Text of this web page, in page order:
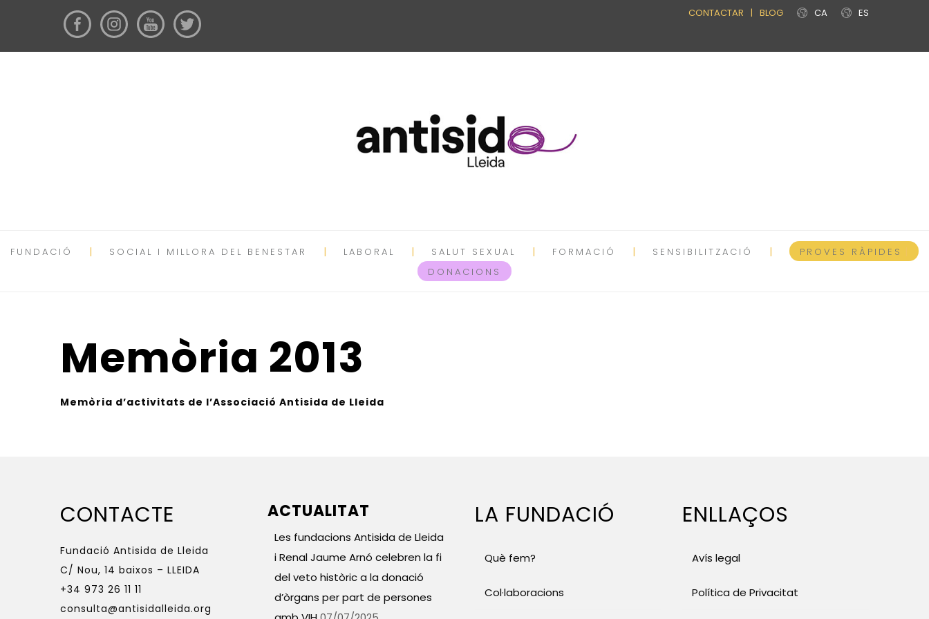
ES
CA
BLOG
|
CONTACTAR
FUNDACIÓ SOCIAL I MILLORA DEL BENESTAR LABORAL SALUT SEXUAL FORMACIÓ SENSIBILITZACIÓ
PROVES RÀPIDES
DONACIONS
Memòria 2013
Memòria d’activitats de l’Associació Antisida de Lleida
CONTACTE
Fundació Antisida de Lleida
C/ Nou, 14 baixos – LLEIDA
+34 973 26 11 11
consulta@antisidalleida.org
ACTUALITAT
Les fundacions Antisida de Lleida
i Renal Jaume Arnó celebren la fi
del veto històric a la donació
d’òrgans per part de persones
LA FUNDACIÓ
Què fem?
Col·laboracions
ENLLAÇOS
Avís legal
Política de Privacitat